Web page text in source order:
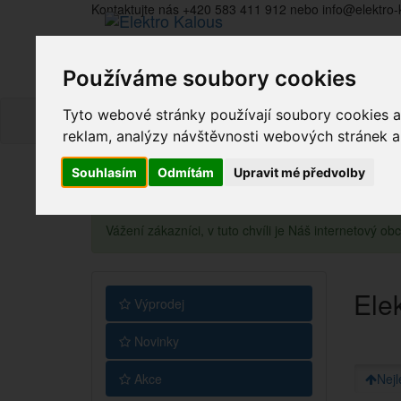
Používáme soubory cookies
Tyto webové stránky používají soubory cookies
reklam, analýzy návštěvnosti webových stránek
Souhlasím Odmítám Upravit mé předvolby
Kontaktujte nás +420 583 411 912 nebo
Vážení zákazníci, v tuto chvíli je Náš internetový
Výprodej
Novinky
Akce